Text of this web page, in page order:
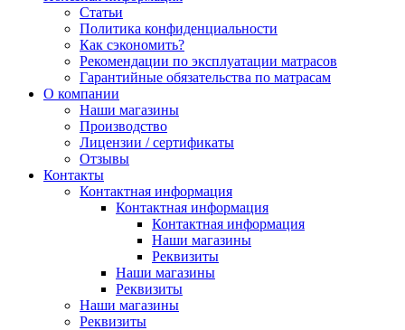
Статьи
Политика конфиденциальности
Как сэкономить?
Рекомендации по эксплуатации матрасов
Гарантийные обязательства по матрасам
О компании
Наши магазины
Производство
Лицензии / сертификаты
Отзывы
Контакты
Контактная информация
Контактная информация
Контактная информация
Наши магазины
Реквизиты
Наши магазины
Реквизиты
Наши магазины
Реквизиты